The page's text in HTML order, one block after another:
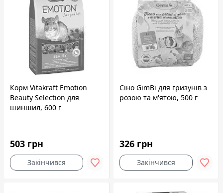
Корм Vitakraft Emotion
Beauty Selection для
шиншил, 600 г
503 грн
Закінчився
Сіно GimBi для гризунів з
розою та м'ятою, 500 г
326 грн
Закінчився